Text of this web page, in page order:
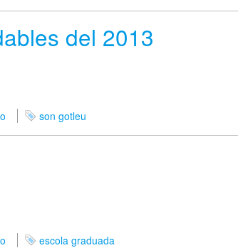
del 2013
son gotleu
escola graduada